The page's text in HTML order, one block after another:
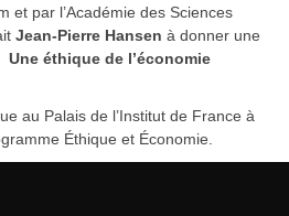
et par l’Académie des Sciences
Jean-Pierre Hansen à donner une
Une éthique de l’économie
au Palais de l’Institut de France à
Éthique et Économie.